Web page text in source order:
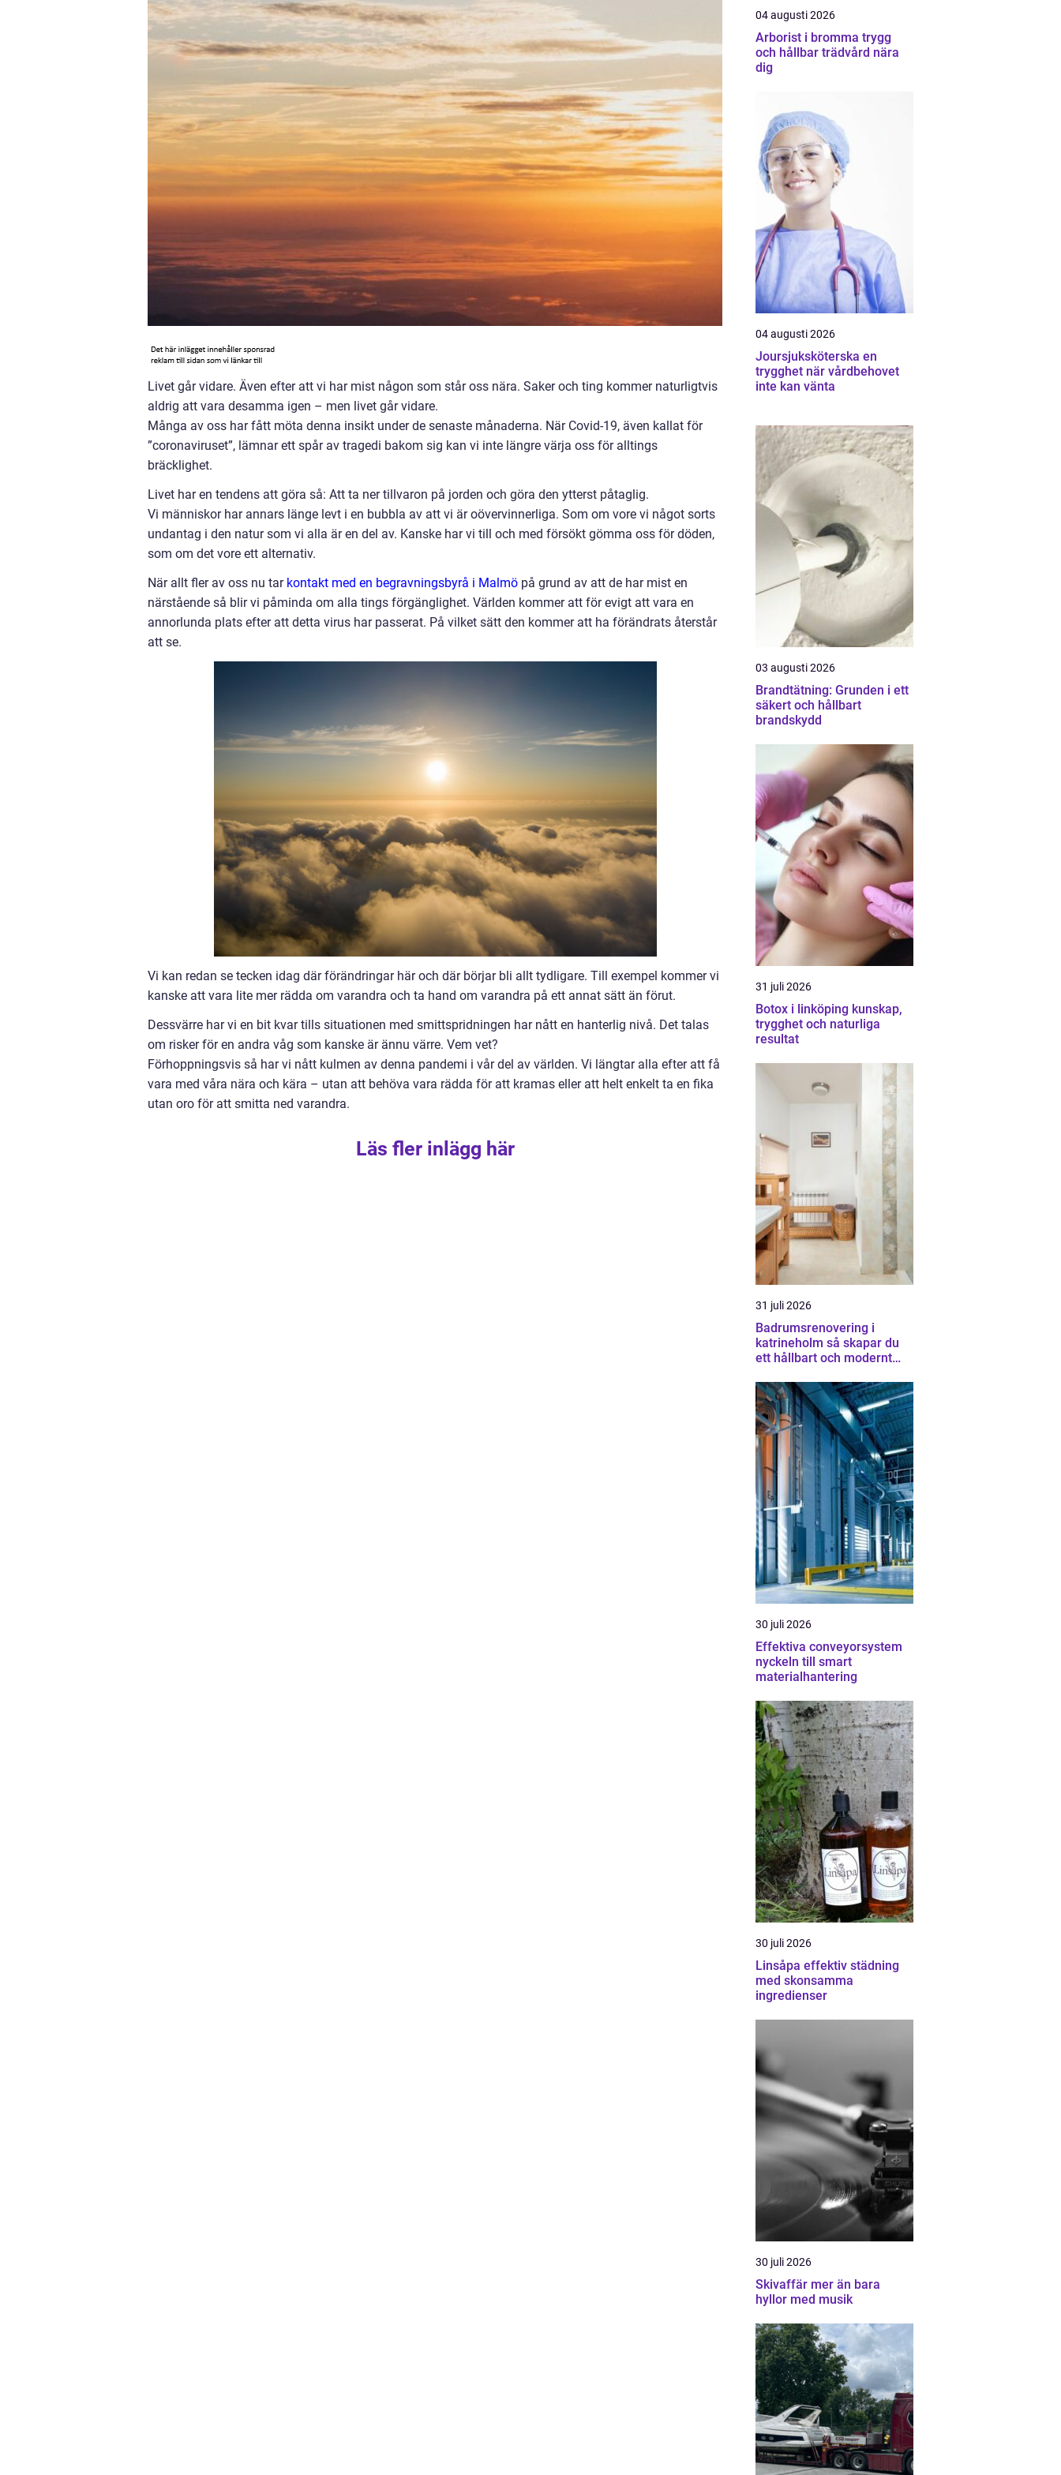
Livet går vidare. Även efter att vi har mist någon som står oss nära. Saker och ting kommer naturligtvis
aldrig att vara desamma igen – men livet går vidare.
Många av oss har fått möta denna insikt under de senaste månaderna. När Covid-19, även kallat för
”coronaviruset”, lämnar ett spår av tragedi bakom sig kan vi inte längre värja oss för alltings
bräcklighet.
Livet har en tendens att göra så: Att ta ner tillvaron på jorden och göra den ytterst påtaglig.
Vi människor har annars länge levt i en bubbla av att vi är oövervinnerliga. Som om vore vi något sorts
undantag i den natur som vi alla är en del av. Kanske har vi till och med försökt gömma oss för döden,
som om det vore ett alternativ.
När allt fler av oss nu tar kontakt med en begravningsbyrå i Malmö på grund av att de har mist en
närstående så blir vi påminda om alla tings förgänglighet. Världen kommer att för evigt att vara en
annorlunda plats efter att detta virus har passerat. På vilket sätt den kommer att ha förändrats återstår
att se.
Vi kan redan se tecken idag där förändringar här och där börjar bli allt tydligare. Till exempel kommer vi
kanske att vara lite mer rädda om varandra och ta hand om varandra på ett annat sätt än förut.
Dessvärre har vi en bit kvar tills situationen med smittspridningen har nått en hanterlig nivå. Det talas
om risker för en andra våg som kanske är ännu värre. Vem vet?
Förhoppningsvis så har vi nått kulmen av denna pandemi i vår del av världen. Vi längtar alla efter att få
vara med våra nära och kära – utan att behöva vara rädda för att kramas eller att helt enkelt ta en fika
utan oro för att smitta ned varandra.
Läs fler inlägg här
04 augusti 2026
Arborist i bromma trygg
och hållbar trädvård nära
dig
04 augusti 2026
Joursjuksköterska en
trygghet när vårdbehovet
inte kan vänta
03 augusti 2026
Brandtätning: Grunden i ett
säkert och hållbart
brandskydd
31 juli 2026
Botox i linköping kunskap,
trygghet och naturliga
resultat
31 juli 2026
Badrumsrenovering i
katrineholm så skapar du
ett hållbart och modernt
30 juli 2026
Effektiva conveyorsystem
nyckeln till smart
materialhantering
30 juli 2026
Linsåpa effektiv städning
med skonsamma
ingredienser
30 juli 2026
Skivaffär mer än bara
hyllor med musik